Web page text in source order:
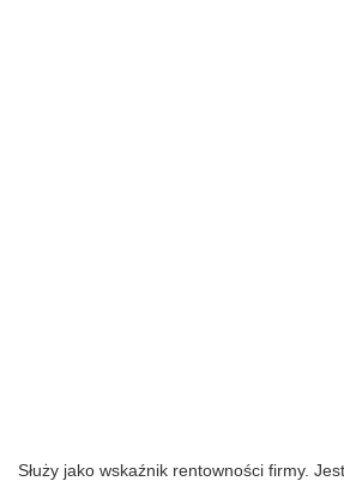
Służy jako wskaźnik rentowności firmy.